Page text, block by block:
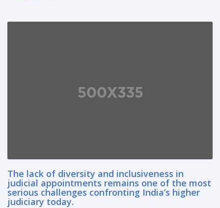
The lack of diversity and inclusiveness in
judicial appointments remains one of the most
serious challenges confronting India’s higher
judiciary today.